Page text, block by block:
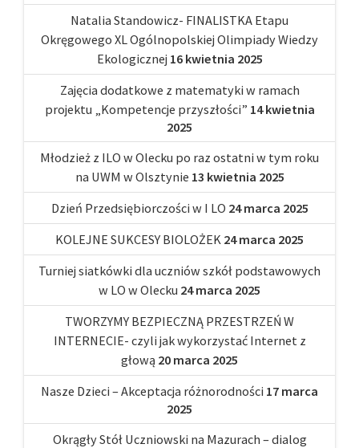
Natalia Standowicz- FINALISTKA Etapu
Okręgowego XL Ogólnopolskiej Olimpiady Wiedzy
Ekologicznej 16 kwietnia 2025
Zajęcia dodatkowe z matematyki w ramach
projektu „Kompetencje przyszłości” 14 kwietnia
2025
Młodzież z ILO w Olecku po raz ostatni w tym roku
na UWM w Olsztynie 13 kwietnia 2025
Dzień Przedsiębiorczości w I LO 24 marca 2025
KOLEJNE SUKCESY BIOLOŻEK 24 marca 2025
Turniej siatkówki dla uczniów szkół podstawowych
w LO w Olecku 24 marca 2025
TWORZYMY BEZPIECZNĄ PRZESTRZEŃ W
INTERNECIE- czyli jak wykorzystać Internet z
głową 20 marca 2025
Nasze Dzieci – Akceptacja różnorodności 17 marca
2025
Okrągły Stół Uczniowski na Mazurach – dialog